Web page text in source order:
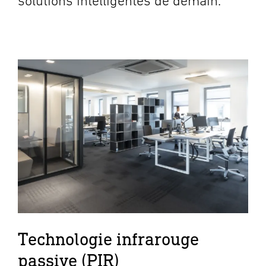
Technologie infrarouge
passive (PIR)